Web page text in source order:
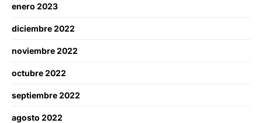
enero 2023
diciembre 2022
noviembre 2022
octubre 2022
septiembre 2022
agosto 2022